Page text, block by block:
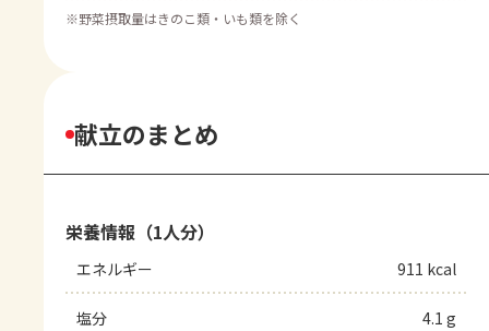
※野菜摂取量はきのこ類・いも類を除く
献立のまとめ
栄養情報（1人分）
エネルギー 911 kcal
塩分 4.1 g